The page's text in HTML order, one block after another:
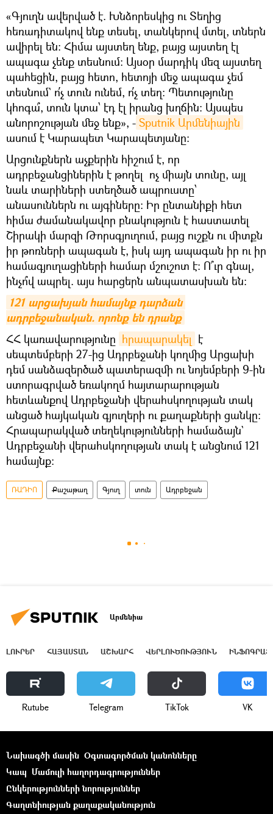
«Գյուղն ավերված է. Խնձորեսկից ու Տեղից
հեռադիտակով ենք տեսել, տանկերով մտել, տներն
ավիրել են։ Հիմա այստեղ ենք, բայց այստեղ էլ
ապագա չենք տեսնում։ Այսօր մարդիկ մեզ այստեղ
պահեցին, բայց հետո, հետոյի մեջ ապագա չեմ
տեսնում` ո՛չ տուն ունեմ, ո՛չ տեղ: Պետությունը
կհոգա՞, տուն կտա՝ էդ էլ իրանց խղճին: Այսպես
անորոշության մեջ ենք», - Sputnik Արմենիային
ասում է Կարապետ Կարապետյանը:
Արցունքներն աչքերին հիշում է, որ
ադրբեջանցիներին է թողել ոչ միայն տունը, այլ
նաև տարիների ստեղծած ապրուստը՝
անասուններն ու այգիները: Իր ընտանիքի հետ
հիմա ժամանակավոր բնակություն է հաստատել
Շիրակի մարզի Թորսգյուղում, բայց ուշքն ու միտքն
իր թոռների ապագան է, իսկ այդ ապագան իր ու իր
համագյուղացիների համար մշուշոտ է։ Ո՞ւր գնալ,
ինչո՞վ ապրել. այս հարցերն անպատասխան են։
121 արցախյան համայնք դարձան
ադրբեջանական. որոնք են դրանք
ՀՀ կառավարությունը հրապարակել է
սեպտեմբերի 27-ից Ադրբեջանի կողմից Արցախի
դեմ սանձազերծած պատերազմի ու նոյեմբերի 9-ին
ստորագրված եռակողմ հայտարարության
հետևանքով Ադրբեջանի վերահսկողության տակ
անցած հայկական գյուղերի ու քաղաքների ցանկը։
Հրապարակված տեղեկությունների համաձայն`
Ադրբեջանի վերահսկողության տակ է անցնում 121
համայնք։
ՌԱԴԻՈ Քաշաթաղ Գյուղ տուն Ադրբեջան
Արմենիա
ԼՈՒՐԵՐ ՀԱՅԱՍՏԱՆ ԱՇԽԱՐՀ ՎԵՐԼՈՒԾՈՒԹՅՈՒՆ
Rutube Telegram ТikТоk VK
Նախագծի մասին Օգտագործման կանոնները
Կապ Մամուլի հաղորդագրություններ
Ընկերությունների նորություններ
Գաղտնիության քաղաքականություն